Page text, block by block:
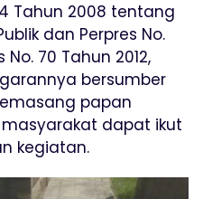
Tahun 2008 tentang
dan Perpres No.
70 Tahun 2012,
bersumber
papan
dapat ikut
kegiatan.